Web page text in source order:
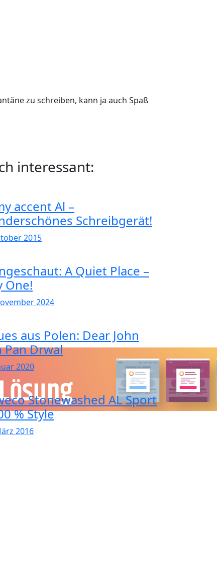
zu schreiben, kann ja auch Spaß
interessant:
accent Al –
Schreibgerät!
2015
A Quiet Place –
One!
2024
aus Polen: Dear John
Pan Drwal
2020
Stonewashed AL Sport
% Style
2016